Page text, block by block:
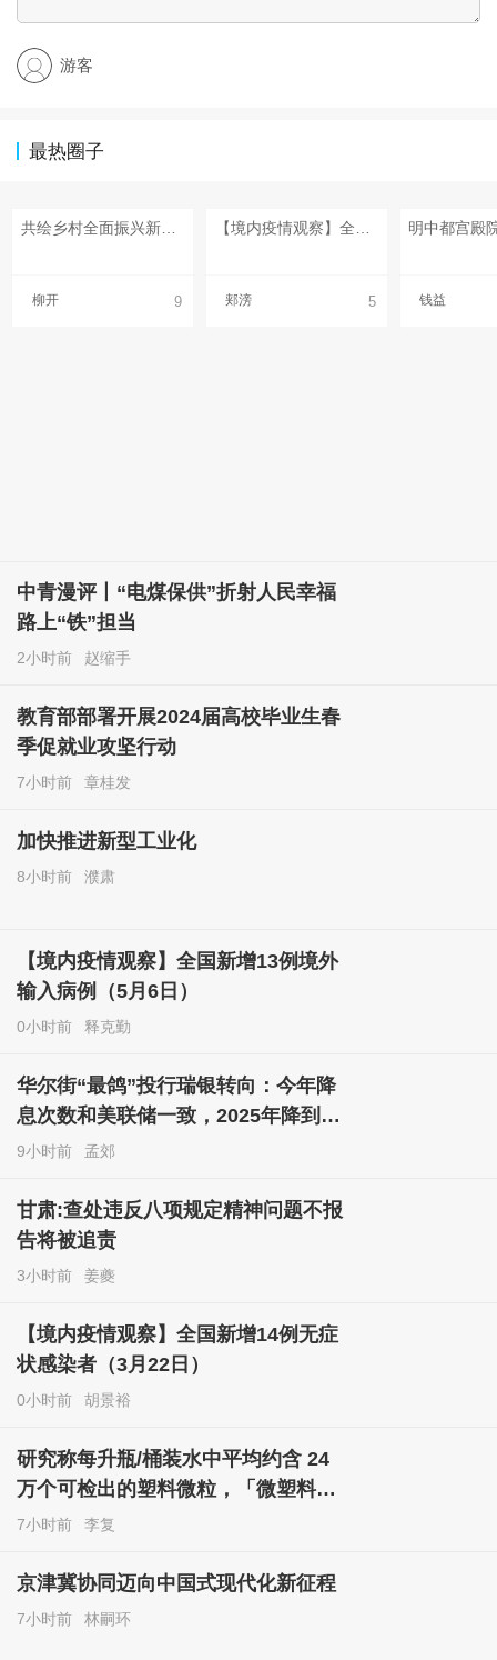
游客
最热圈子
共绘乡村全面振兴新画卷（深度关注）
柳开 9 郏滂 5 钱益
中青漫评丨“电煤保供”折射人民幸福
路上“铁”担当
2小时前 赵缩手
教育部部署开展2024届高校毕业生春
季促就业攻坚行动
7小时前 章桂发
加快推进新型工业化
8小时前 濮肃
【境内疫情观察】全国新增13例境外
输入病例（5月6日）
0小时前 释克勤
华尔街“最鸽”投行瑞银转向：今年降
息次数和美联储一致，2025年降到3.
125%
9小时前 孟郊
甘肃:查处违反八项规定精神问题不报
告将被追责
3小时前 姜夔
【境内疫情观察】全国新增14例无症
状感染者（3月22日）
0小时前 胡景裕
研究称每升瓶/桶装水中平均约含 24
万个可检出的塑料微粒，「微塑料」
有哪些风险和危害？如何健康饮水？
7小时前 李复
京津冀协同迈向中国式现代化新征程
7小时前 林嗣环